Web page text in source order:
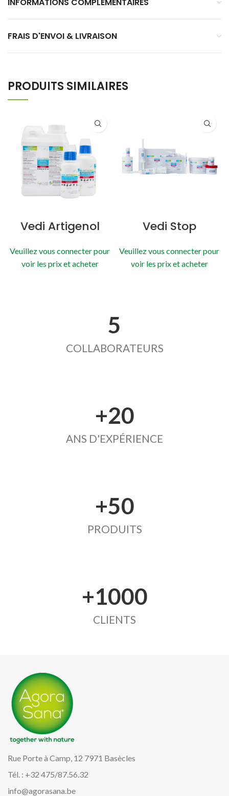
FRAIS D'ENVOI & LIVRAISON
PRODUITS SIMILAIRES
Vedi Artigenol
Veuillez vous connecter pour
voir les prix et acheter
Vedi Stop
Veuillez vous connecter pour
voir les prix et acheter
5
COLLABORATEURS
+20
ANS D'EXPÉRIENCE
+50
PRODUITS
+1000
CLIENTS
Rue Porte à Camp, 12 7971 Basècles
Tél. : +32 475/87.56.32
info@agorasana.be